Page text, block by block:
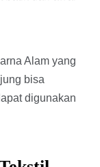
Alam yang
bisa
digunakan